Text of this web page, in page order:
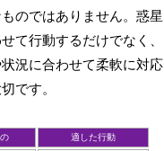
のではありません。惑星
て行動するだけでなく、
況に合わせて柔軟に対応
です。
適した行動